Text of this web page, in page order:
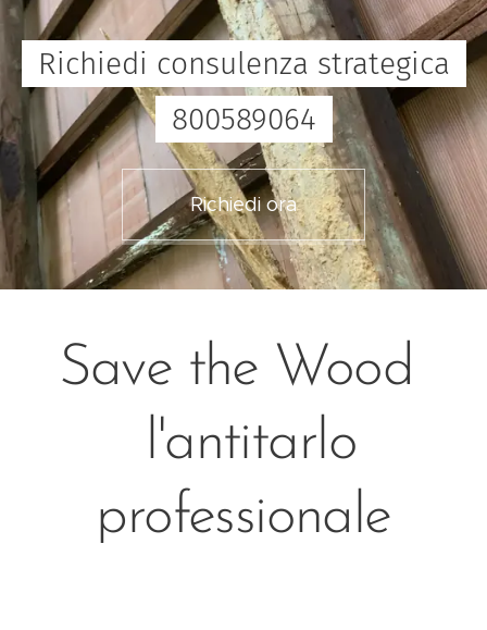
Richiedi consulenza strategica
800589064
Richiedi ora
Save the Wood
l'antitarlo
professionale